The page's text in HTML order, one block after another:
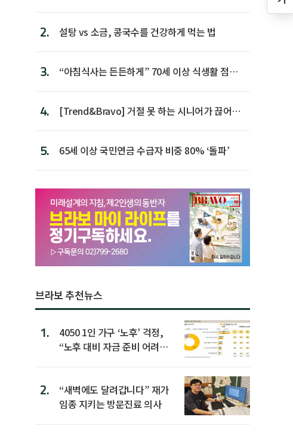
2. 설탕 vs 소금, 콩국수를 건강하게 먹는 법
3.
“아침식사는 든든하게” 70세 이상 식생활 점수
4.
[Trend&Bravo] 거절 못 하는 시니어가 끊어야
5. 65세 이상 국민연금 수급자 비중 80% ‘돌파’
브라보 추천뉴스
1.
4050 1인 가구 ‘노후’ 걱정,
“노후 대비 자금 준비 어려
2.
“새벽에도 달려갑니다” 재가
임종 지키는 방문진료 의사